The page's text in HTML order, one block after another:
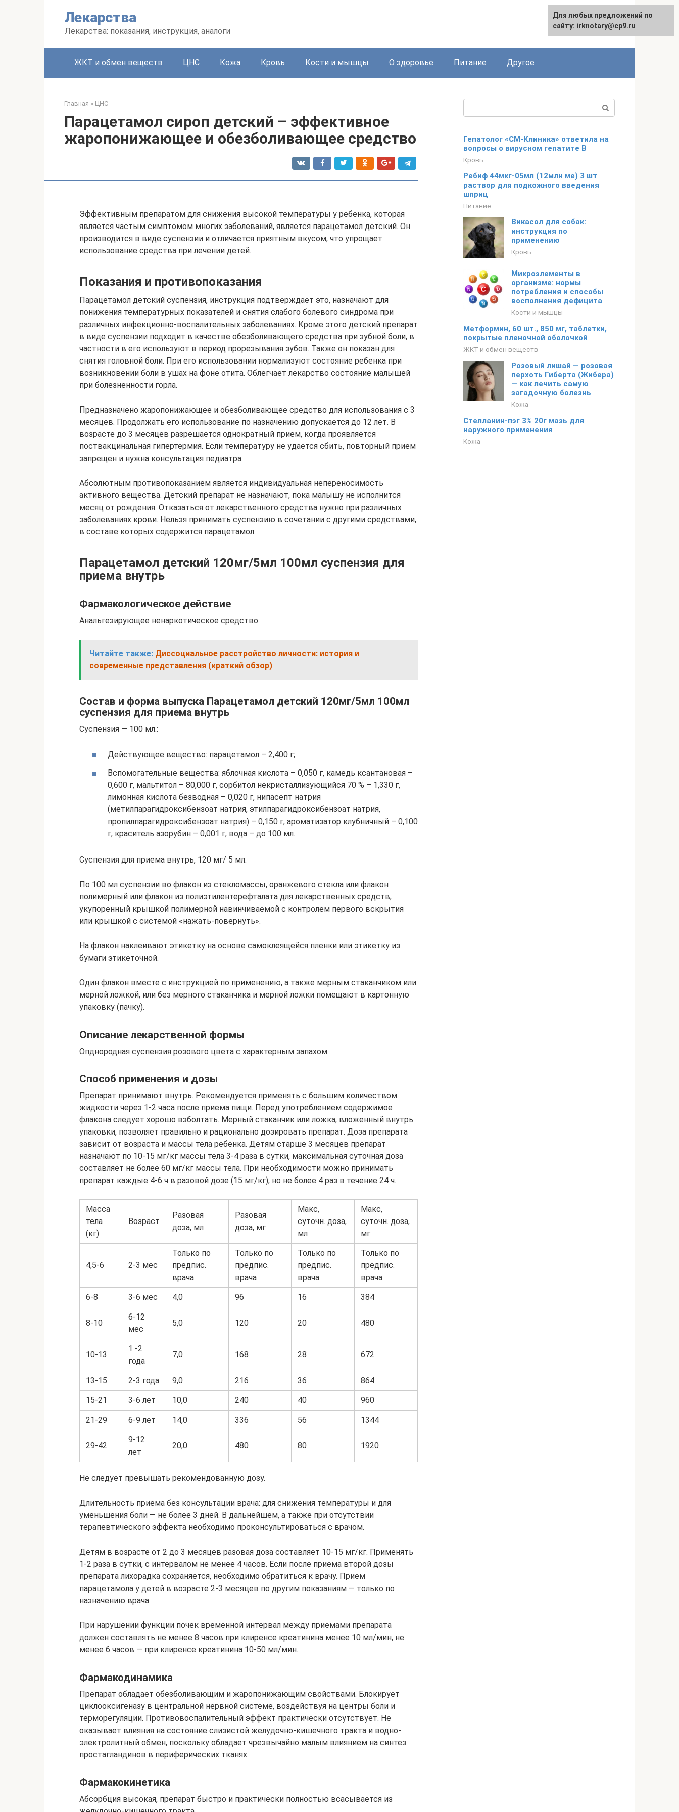
Лекарства
Лекарства: показания, инструкция, аналоги
ЖКТ и обмен веществ ЦНС Кожа Кровь Кости и мышцы О здоровье Питание Другое
Главная » ЦНС
Парацетамол сироп детский – эффективное
жаропонижающее и обезболивающее средство
Эффективным препаратом для снижения высокой температуры у ребенка, которая
является частым симптомом многих заболеваний, является парацетамол детский. Он
производится в виде суспензии и отличается приятным вкусом, что упрощает
использование средства при лечении детей.
Показания и противопоказания
Парацетамол детский суспензия, инструкция подтверждает это, назначают для
понижения температурных показателей и снятия слабого болевого синдрома при
различных инфекционно-воспалительных заболеваниях. Кроме этого детский препарат
в виде суспензии подходит в качестве обезболивающего средства при зубной боли, в
частности в его используют в период прорезывания зубов. Также он показан для
снятия головной боли. При его использовании нормализуют состояние ребенка при
возникновении боли в ушах на фоне отита. Облегчает лекарство состояние малышей
при болезненности горла.
Предназначено жаропонижающее и обезболивающее средство для использования с 3
месяцев. Продолжать его использование по назначению допускается до 12 лет. В
возрасте до 3 месяцев разрешается однократный прием, когда проявляется
поствакцинальная гипертермия. Если температуру не удается сбить, повторный прием
запрещен и нужна консультация педиатра.
Абсолютным противопоказанием является индивидуальная непереносимость
активного вещества. Детский препарат не назначают, пока малышу не исполнится
месяц от рождения. Отказаться от лекарственного средства нужно при различных
заболеваниях крови. Нельзя принимать суспензию в сочетании с другими средствами,
в составе которых содержится парацетамол.
Парацетамол детский 120мг/5мл 100мл суспензия для
приема внутрь
Фармакологическое действие
Анальгезирующее ненаркотическое средство.
Читайте также: Диссоциальное расстройство личности: история и
современные представления (краткий обзор)
Состав и форма выпуска Парацетамол детский 120мг/5мл 100мл
суспензия для приема внутрь
Суспензия — 100 мл.:
Действующее вещество: парацетамол – 2,400 г;
Вспомогательные вещества: яблочная кислота – 0,050 г, камедь ксантановая –
0,600 г, мальтитол – 80,000 г, сорбитол некристаллизующийся 70 % – 1,330 г,
лимонная кислота безводная – 0,020 г, нипасепт натрия
(метилпарагидроксибензоат натрия, этилпарагидроксибензоат натрия,
пропилпарагидроксибензоат натрия) – 0,150 г, ароматизатор клубничный – 0,100
г, краситель азорубин – 0,001 г, вода – до 100 мл.
Суспензия для приема внутрь, 120 мг/ 5 мл.
По 100 мл суспензии во флакон из стекломассы, оранжевого стекла или флакон
полимерный или флакон из полиэтилентерефталата для лекарственных средств,
укупоренный крышкой полимерной навинчиваемой с контролем первого вскрытия
или крышкой с системой «нажать-повернуть».
На флакон наклеивают этикетку на основе самоклеящейся пленки или этикетку из
бумаги этикеточной.
Один флакон вместе с инструкцией по применению, а также мерным стаканчиком или
мерной ложкой, или без мерного стаканчика и мерной ложки помещают в картонную
упаковку (пачку).
Описание лекарственной формы
Опднородная суспензия розового цвета с характерным запахом.
Способ применения и дозы
Препарат принимают внутрь. Рекомендуется применять с большим количеством
жидкости через 1-2 часа после приема пищи. Перед употреблением содержимое
флакона следует хорошо взболтать. Мерный стаканчик или ложка, вложенный внутрь
упаковки, позволяет правильно и рационально дозировать препарат. Доза препарата
зависит от возраста и массы тела ребенка. Детям старше 3 месяцев препарат
назначают по 10-15 мг/кг массы тела 3-4 раза в сутки, максимальная суточная доза
составляет не более 60 мг/кг массы тела. При необходимости можно принимать
препарат каждые 4-6 ч в разовой дозе (15 мг/кг), но не более 4 раз в течение 24 ч.
Масса
тела
(кг)
Возраст
Разовая
доза, мл
Разовая
доза, мг
Макс,
суточн. доза,
мл
Макс,
суточн. доза,
мг
4,5-6 2-3 мес
Только по
предпис.
врача
Только по
предпис.
врача
Только по
предпис.
врача
Только по
предпис.
врача
6-8 3-6 мес 4,0 96 16 384
8-10
6-12
мес
5,0 120 20 480
10-13
1 -2
года
7,0 168 28 672
13-15 2-3 года 9,0 216 36 864
15-21 3-6 лет 10,0 240 40 960
21-29 6-9 лет 14,0 336 56 1344
29-42
9-12
лет
20,0 480 80 1920
Не следует превышать рекомендованную дозу.
Длительность приема без консультации врача: для снижения температуры и для
уменьшения боли — не более 3 дней. В дальнейшем, а также при отсутствии
терапевтического эффекта необходимо проконсультироваться с врачом.
Детям в возрасте от 2 до 3 месяцев разовая доза составляет 10-15 мг/кг. Применять
1-2 раза в сутки, с интервалом не менее 4 часов. Если после приема второй дозы
препарата лихорадка сохраняется, необходимо обратиться к врачу. Прием
парацетамола у детей в возрасте 2-3 месяцев по другим показаниям — только по
назначению врача.
При нарушении функции почек временной интервал между приемами препарата
должен составлять не менее 8 часов при клиренсе креатинина менее 10 мл/мин, не
менее 6 часов — при клиренсе креатинина 10-50 мл/мин.
Фармакодинамика
Препарат обладает обезболивающим и жаропонижающим свойствами. Блокирует
циклооксигеназу в центральной нервной системе, воздействуя на центры боли и
терморегуляции. Противовоспалительный эффект практически отсутствует. Не
оказывает влияния на состояние слизистой желудочно-кишечного тракта и водно-
электролитный обмен, поскольку обладает чрезвычайно малым влиянием на синтез
простагландинов в периферических тканях.
Фармакокинетика
Абсорбция высокая, препарат быстро и практически полностью всасывается из
Гепатолог «СМ-Клиника» ответила на
вопросы о вирусном гепатите В
Кровь
Ребиф 44мкг-05мл (12млн ме) 3 шт
раствор для подкожного введения
шприц
Питание
Викасол для собак:
инструкция по
применению
Кровь
Микроэлементы в
организме: нормы
потребления и способы
восполнения дефицита
Кости и мышцы
Метформин, 60 шт., 850 мг, таблетки,
покрытые пленочной оболочкой
ЖКТ и обмен веществ
Розовый лишай — розовая
перхоть Гиберта (Жибера)
— как лечить самую
загадочную болезнь
Кожа
Стелланин-пэг 3% 20г мазь для
наружного применения
Кожа
Для любых предложений по
сайту: irknotary@cp9.ru